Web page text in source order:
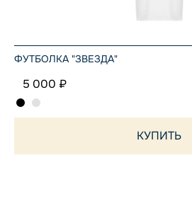
ФУТБОЛКА "ЗВЕЗДА"
5 000 ₽
КУПИТЬ